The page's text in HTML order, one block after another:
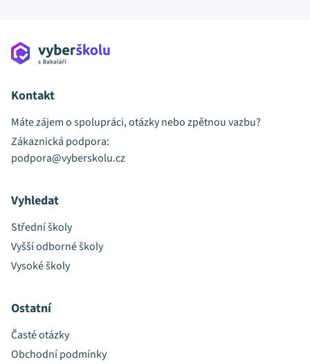
Kontakt
Máte zájem o spolupráci, otázky nebo zpětnou vazbu?
Zákaznická podpora:
podpora@vyberskolu.cz
Vyhledat
Střední školy
Vyšší odborné školy
Vysoké školy
Ostatní
Časté otázky
Obchodní podmínky